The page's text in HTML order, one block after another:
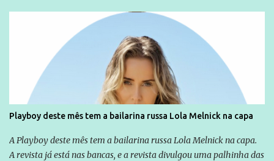
empreendedor da comunicação, que além de informação
cotidiana, corriqueira e cada vez mais preocupantes, do tipo que
você já esta acostumado a ver neste espaço, vou trabalhar a ideia
que possibilite distribuir não só informações, mas que gere de
forma consistente a riqueza do conhecimento... Exemplo: o
cidadão brasileiro não precisa só ser informado sobre operações
da Lava Jato, Reformas que podem retirar ou não direitos, ou
quem vai ser preso ou não; é preciso levar até as pessoas, do mais
simples ao mais burguês, o que diz a nossa Constituição, quais são
seus direitos e deveres em ...
Playboy deste mês tem a bailarina russa Lola Melnick na capa
A Playboy deste mês tem a bailarina russa Lola Melnick na capa.
A revista já está nas bancas, e a revista divulgou uma palhinha das